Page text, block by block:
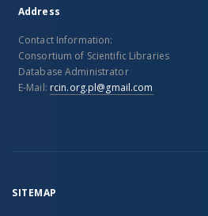
Address
Contact Information:
Consortium of Scientific Libraries
Database Administrator
E-Mail: rcin.org.pl@gmail.com
SITEMAP